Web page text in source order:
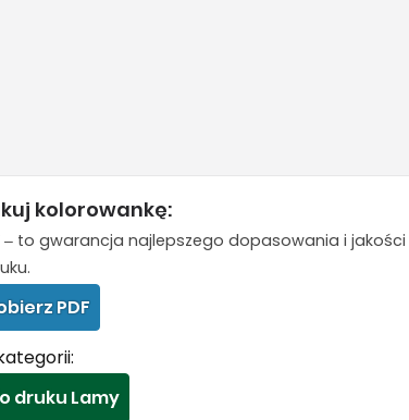
kolorowankę:
– to gwarancja najlepszego dopasowania i jakości
PDF
druku Lamy